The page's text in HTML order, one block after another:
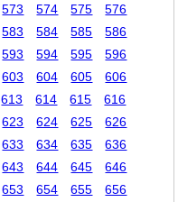
573 574 575
576
583 584 585
586
593 594 595
596
603 604 605
606
613 614 615
616
623 624 625
626
633 634 635
636
643 644 645
646
653 654 655
656